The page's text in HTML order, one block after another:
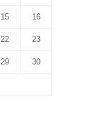
15 16
22 23
29 30